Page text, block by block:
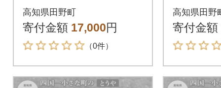
採れた令和8年産新じ
ゃがいも『とうや』1
0kg
高知県田野町
寄付金額 17,000円
（0件）
和6年産
『とう
高知県田野
寄付金額